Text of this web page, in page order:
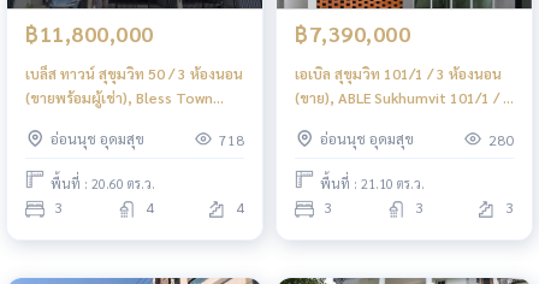
฿11,800,000
เบล็ส ทาวน์ สุขุมวิท 50 / 3 ห้องนอน
(ขายพร้อมผู้เช่า), Bless Town
(SALE WITH TENANT) PALM829
อ่อนนุช อุดมสุข 718
พื้นที่ : 20.60 ตร.ว.
3 4 4
฿7,390,000
เอเบิล สุขุมวิท 101/1 / 3 ห้องนอน
(ขาย), ABLE Sukhumvit 101/1 / 3
อ่อนนุช อุดมสุข
280
พื้นที่ : 21.10 ตร.ว.
3 3 3